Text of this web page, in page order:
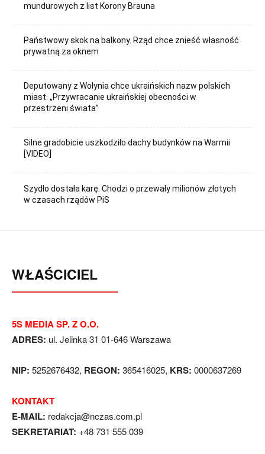
mundurowych z list Korony Brauna
Państwowy skok na balkony. Rząd chce znieść własność
prywatną za oknem
Deputowany z Wołynia chce ukraińskich nazw polskich
miast. „Przywracanie ukraińskiej obecności w
przestrzeni świata”
Silne gradobicie uszkodziło dachy budynków na Warmii
[VIDEO]
Szydło dostała karę. Chodzi o przewały milionów złotych
w czasach rządów PiS
WŁAŚCICIEL
5S MEDIA SP. Z O.O.
ADRES: ul. Jelinka 31 01-646 Warszawa
NIP: 5252676432, REGON: 365416025, KRS: 0000637269
KONTAKT
E-MAIL: redakcja@nczas.com.pl
SEKRETARIAT: +48 731 555 039